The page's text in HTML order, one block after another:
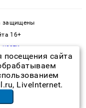
защищены
16+
сайта
LiveInternet.